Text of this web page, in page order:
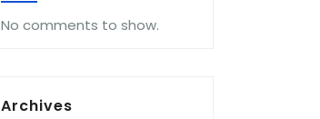
No comments to show.
Archives